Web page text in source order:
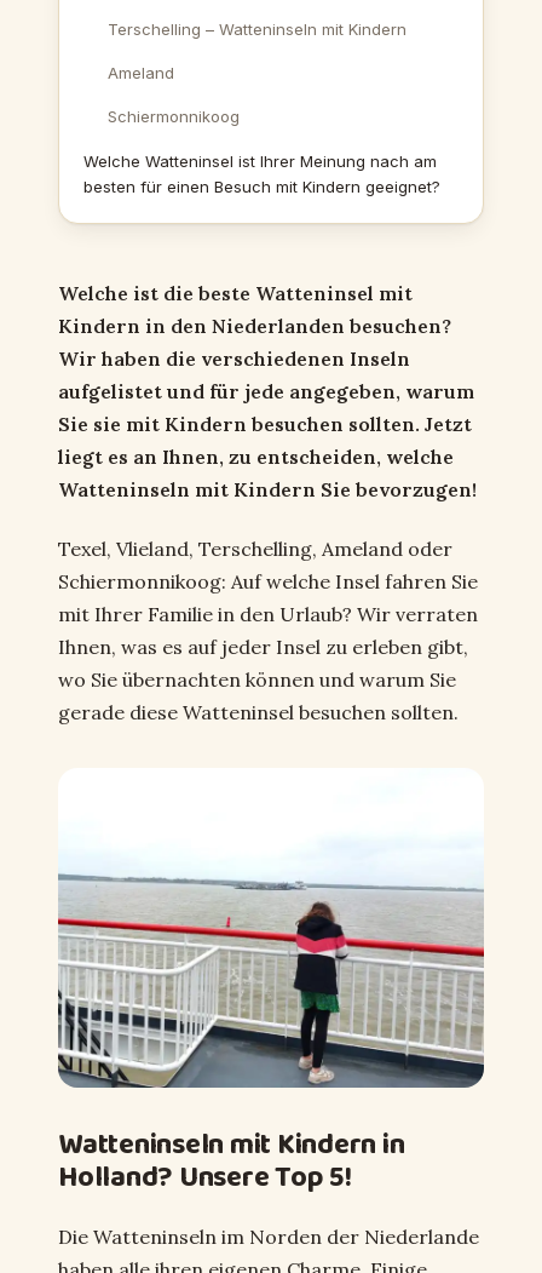
Terschelling – Watteninseln mit Kindern
Ameland
Schiermonnikoog
Welche Watteninsel ist Ihrer Meinung nach am
besten für einen Besuch mit Kindern geeignet?
Welche ist die beste Watteninsel mit
Kindern in den Niederlanden besuchen?
Wir haben die verschiedenen Inseln
aufgelistet und für jede angegeben, warum
Sie sie mit Kindern besuchen sollten. Jetzt
liegt es an Ihnen, zu entscheiden, welche
Watteninseln mit Kindern Sie bevorzugen!
Texel, Vlieland, Terschelling, Ameland oder
Schiermonnikoog: Auf welche Insel fahren Sie
mit Ihrer Familie in den Urlaub? Wir verraten
Ihnen, was es auf jeder Insel zu erleben gibt,
wo Sie übernachten können und warum Sie
gerade diese Watteninsel besuchen sollten.
Watteninseln mit Kindern in
Holland? Unsere Top 5!
Die Watteninseln im Norden der Niederlande